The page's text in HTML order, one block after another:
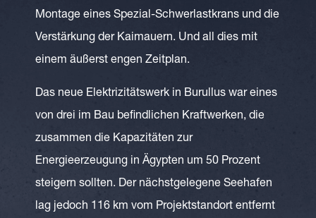
Montage eines Spezial-Schwerlastkrans und die
Verstärkung der Kaimauern. Und all dies mit
einem äußerst engen Zeitplan.
Das neue Elektrizitätswerk in Burullus war eines
von drei im Bau befindlichen Kraftwerken, die
zusammen die Kapazitäten zur
Energieerzeugung in Ägypten um 50 Prozent
steigern sollten. Der nächstgelegene Seehafen
lag jedoch 116 km vom Projektstandort entfernt